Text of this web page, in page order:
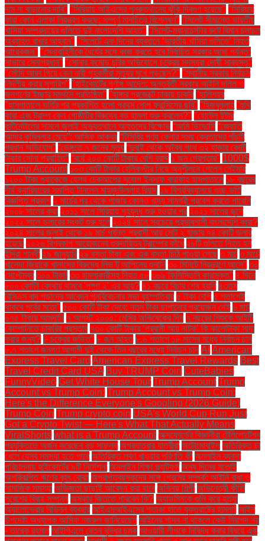
দাম না বাড়ানোর দাবি" "সিরিয়ায় আইএসের পুনরুত্থানের ঝুঁকি দ্বিগুণ হয়েছে" "সিরিয়ায়
কারা কোন এলাকা নিয়ন্ত্রণ করছে: সম্পূর্ণ মানচিত্র বিশ্লেষণ" "সিলেট সীমান্তে ভারতীয়
খাসিয়া সম্প্রদায়ের গুলিতে দুই বাংলাদেশি আহত" "সিলেট-ম্যানচেস্টার রুটে বিমান চলাচল
অব্যাহত রাখার আহ্বান" "সিলেটে এক দিনের ব্যবধানে ‘ভারতীয় খাসিয়া গু‌লিতে’ নিহত
আরেকজন" "সেনাবাহিনীকে ধৈর্যের সঙ্গে কাজ করতে হবে নির্বাচিত সরকার আসা পর্যন্ত:
সাভারে সেনাপ্রধান" "সোনার কমোড চুরির অভিযোগে চক্রের সদস্যরা দোষী সাব্যস্ত"
"সৌদি আরব গিয়ে কেন নারী গৃহকর্মীরা মৃত্যুর মুখে পড়ছেন?" "স্থানীয় সরকার নির্বাচন
নির্দলীয় করার সুপারিশ" "হাইকোর্টের পূর্ণাঙ্গ আদেশ: অন্তর্বর্তী সরকার আইনি দলিল ও
জনগণের ইচ্ছার সমর্থনে প্রতিষ্ঠিত" "হাঙ্গার প্রজেক্টে ঢাকায় চাকরি "হালিশহর
"হাসপাতালে ভর্তির পর প্রকাশিত হলো প্রথম পোপ ফ্রান্সিসের ছবি" "হিজবুল্লাহ "হুথি
কারা এবং ট্রাম্প কেন গোষ্ঠীটির বিরুদ্ধে বড় হামলা শুরু করলেন?" "হোটেল ইন্টার
কন্টিনেন্টালের সামনে জুলাই অভ্যুত্থানে আহতদের বিক্ষোভ “আমি ডিভোর্সি “জ্যোতি
আমার কুমিল্লার মেয়ে”: আসিফ আকবর “টিসিবির পণ্য কেনার সময় ক্রেতাদের পাঁচটি
প্রধান অভিযোগ” “ডেঙ্গুতে ৭ জনের মৃত্যু “দুবাই থেকে অবৈধ পথে ৩২ হাজার কোটি
টাকার সোনা প্রবাহিত” “বর্ষে ২০০ কোটি টাকার বেশি বরাদ্দ ১ জন গ্রেপ্তার" 1000$
Trump Account ১০৩ কোটি টাকার হেলিকপ্টার নিয়ে অনুশীলনে গেলেন নেইমার
১২০০ টাকা প্যাকেজে হেলথ চেকআপের সুযোগ ইনসাফ বারাকাহ হাসপাতালে ১৮ বছরের
দীর্ঘ ক্যারিয়ারের সমাপ্তি টানলেন মাহমুদউল্লাহ রিয়াদ ১৯ বিশ্ববিদ্যালয়ে গুচ্ছ ভর্তি
বিজ্ঞপ্তি প্রকাশ ২ মার্চের পর থেকে গাজায় কোনও খাদ্য সামগ্রী প্রবেশ করতে পারেনি
২০০৮ সালের কথা ২০১১ সালে সিরিয়ায় গৃহযুদ্ধ শুরু হওয়ার পর ২০২১ সালের জুনে
২০২২ সালে ডলারের সংকট শুরু হলে ২০২৪ সালে সবচেয়ে প্রভাবশালী বাংলাদেশি কারা?
২০২৪ সালের জুলাই থেকে ১৯ মার্চ পর্যন্ত প্রবাসী আয় মোট ২ হাজার ৭৪ কোটি ডলার
হয়েছে ২০২৬ বিশ্বকাপ আয়োজনের গুরুদায়িত্ব ট্রাম্পের কাঁধে ২৮টি গুলিতে নিহত হন
ইন্দিরা গান্ধী ২৯ জানুয়ারি ২৯ বস্তা টাকা এবং এক বস্তা চিঠি পাওয়া গেছে ৩ মার্চ ৩ মার্চে
খালেদা জিয়াকে খালাসের বিরুদ্ধে লিভ টু আপিলের শুনানি ৩০ মিনিটে নিয়ন্ত্রণে আসে" ৩০
সেপ্টেম্বর ৩০০ টাকা! ৩৩ হামলাকারীসহ নিহত ৫৮ ৩৬৯ ফিলিস্তিনি কারামুক্ত" ৪ দিনে
৮০০ কোটি! কোথায় থামবে 'পুষ্পা ২' এর আয়? ৪১ বছরে বিচার শেষ হয়নি ৪৩তম
বিসিএস বাদ পড়াদের আবেদন পুনর্বিবেচনার সভা বৃহস্পতিবার ৫ টাকা বেশি ৫ শতাংশই
থাকবে পূর্বের মতো" ৫০০ কোটি টাকা দেবে: নতুন টাকা ছাপানোর প্রয়োজন নেই ৬ মার্চ
৬৭৫ টাকায় আমদানি ৭ আগস্ট ২০০৫: মেসির অভিষেকের দিন ৭ বছরের শিশুকে আইটি
কোম্পানিতে চাকরির প্রস্তাব ৭৩০ কোটি টাকার ‘প্রবাসী আয় নাটক’ কি কালোটাকা সাদা
করার জন্য? ৮ চক্রের জড়িত" ৮ জন আহত ৮.৬ শতাংশ ১৮ মাসের মধ্যে নির্বাচন চান
৮.৭ শতাংশ জনগণ আগামী দুই থেকে তিন বছরের মধ্যে নির্বাচন চান AI American
Express Travel Card American Express Travel Rewards Best
Travel Credit Card USA Buy TRUMP Coin CuteBabies
FunnyVideo Get White House Tour Trump Account Trump
Account vs Trump Coin: Trump Account vs Trump Coin:
Here's the Difference Everyone's Googling (2026 Guide)
Trump Coin Trump crypto coin USA's World Cup Run Just
Got a Crypto Twist — Here's What That Actually Means
ViralShorts what is a Trump Account অক্সফোর্ডের বিজ্ঞানীরা টেলিপোর্টেশন
প্রযুক্তিতে অর্জন করেছেন বড় সাফল্য অগ্রযাত্রার যাত্রীরা অটোমোবাইল অতিরিক্ত চা
খেলে যেসব সমস্যা হতে পারে অতিরিক্ত লবণ খাওয়ার পরিণতি কী অনলাইন ব্যবসা
পরিচালনায় হাইকোর্টের ৯টি নির্দেশনা অনলাইন শিক্ষা প্ল্যাটফর্ম অন্য দিনের মতোই
অপরিকল্পিত ঋণের বৃহৎ বোঝা অপ্রাপ্তবয়স্কদের সঙ্গে প্রেমের সম্পর্ক: আইনি বাধা ও
সামাজিক সমস্যা অভিজ্ঞতা ছাড়াই আবেদন করা যাবে অভিনয় শিল্পী অভিনেত্রী কীর্তি
সুরেশের বিবাহ সম্পন্ন অস্কার জিততে পারবেন কি? অ্যাডমিনকে গুলি করে হত্যা
অ্যালোভেরার বিভিন্ন ব্যবহার আইএসআইএসের পতাকা হাতে যুক্তরাষ্ট্রে হামলা! আইন
উপদেষ্টা অধ্যাপক আসিফ নজরুল জানিয়েছেন আইনের শাসন না থাকলে কেউ নিরাপদ নয়
- তারেক রহমান আইপিএলে বেতন বৃদ্ধির চমক আওয়ামী লীগকে নিষিদ্ধ করার বিষয়ে এক